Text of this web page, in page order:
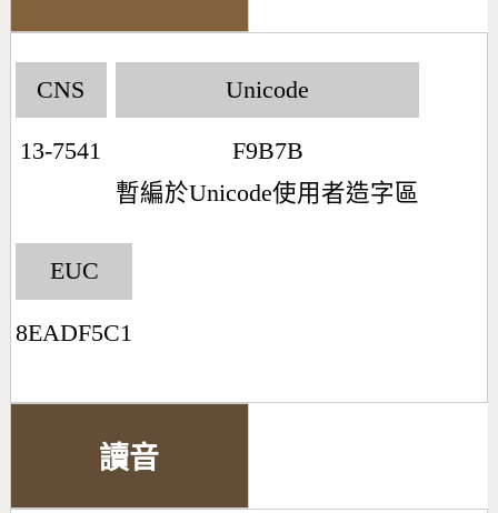
CNS
13-7541
Unicode
F9B7B
暫編於Unicode使用者造字區
EUC
8EADF5C1
讀音